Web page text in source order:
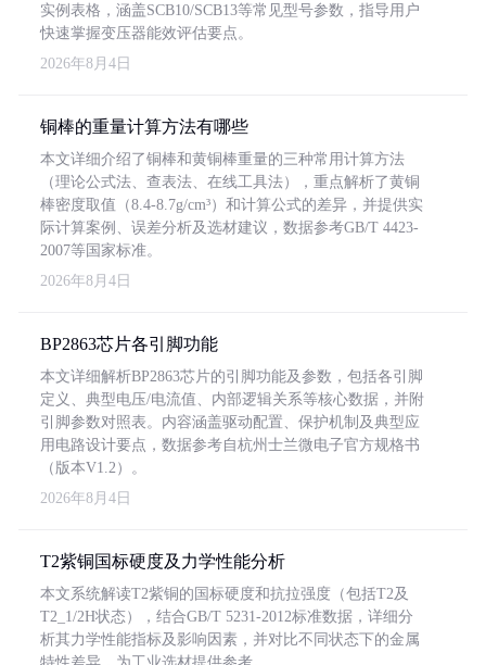
实例表格，涵盖SCB10/SCB13等常见型号参数，指导用户
快速掌握变压器能效评估要点。
2026年8月4日
铜棒的重量计算方法有哪些
本文详细介绍了铜棒和黄铜棒重量的三种常用计算方法
（理论公式法、查表法、在线工具法），重点解析了黄铜
棒密度取值（8.4-8.7g/cm³）和计算公式的差异，并提供实
际计算案例、误差分析及选材建议，数据参考GB/T 4423-
2007等国家标准。
2026年8月4日
BP2863芯片各引脚功能
本文详细解析BP2863芯片的引脚功能及参数，包括各引脚
定义、典型电压/电流值、内部逻辑关系等核心数据，并附
引脚参数对照表。内容涵盖驱动配置、保护机制及典型应
用电路设计要点，数据参考自杭州士兰微电子官方规格书
（版本V1.2）。
2026年8月4日
T2紫铜国标硬度及力学性能分析
本文系统解读T2紫铜的国标硬度和抗拉强度（包括T2及
T2_1/2H状态），结合GB/T 5231-2012标准数据，详细分
析其力学性能指标及影响因素，并对比不同状态下的金属